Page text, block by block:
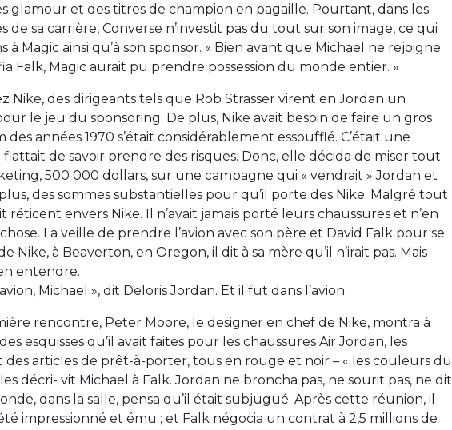
glamour et des titres de champion en pagaille. Pourtant, dans les
de sa carrière, Converse n’investit pas du tout sur son image, ce qui
à Magic ainsi qu’à son sponsor. « Bien avant que Michael ne rejoigne
Falk, Magic aurait pu prendre possession du monde entier. »
Nike, des dirigeants tels que Rob Strasser virent en Jordan un
le jeu du sponsoring. De plus, Nike avait besoin de faire un gros
années 1970 s’était considérablement essoufflé. C’était une
de savoir prendre des risques. Donc, elle décida de miser tout
500 000 dollars, sur une campagne qui « vendrait » Jordan et
des sommes substantielles pour qu’il porte des Nike. Malgré tout
réticent envers Nike. Il n’avait jamais porté leurs chaussures et n’en
La veille de prendre l’avion avec son père et David Falk pour se
Nike, à Beaverton, en Oregon, il dit à sa mère qu’il n’irait pas. Mais
entendre.
Michael », dit Deloris Jordan. Et il fut dans l’avion.
rencontre, Peter Moore, le designer en chef de Nike, montra à
esquisses qu’il avait faites pour les chaussures Air Jordan, les
articles de prêt-à-porter, tous en rouge et noir – « les couleurs du
décri- vit Michael à Falk. Jordan ne broncha pas, ne sourit pas, ne dit
dans la salle, pensa qu’il était subjugué. Après cette réunion, il
impressionné et ému ; et Falk négocia un contrat à 2,5 millions de